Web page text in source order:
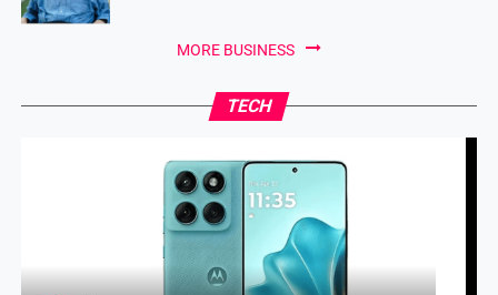
MORE BUSINESS
TECH